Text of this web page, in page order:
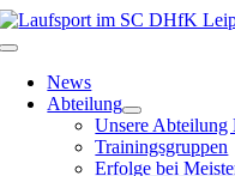
Zum
Inhalt
Toggle
Navigation
News
Abteilung
Unsere Abteilung
Trainingsgruppen
Erfolge bei